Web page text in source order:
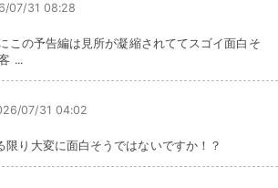
07/31 08:28
この予告編は見所が凝縮されててスゴイ面白そ
...
07/31 04:02
限り大変に面白そうではないですか！？